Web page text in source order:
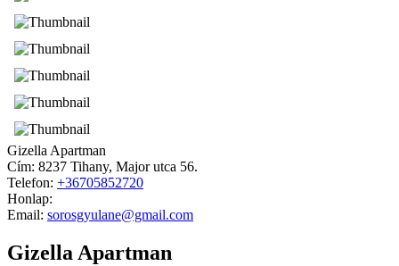
Gizella Apartman
Cím: 8237 Tihany, Major utca 56.
Telefon: +36705852720
Honlap:
Email: sorosgyulane@gmail.com
Gizella Apartman